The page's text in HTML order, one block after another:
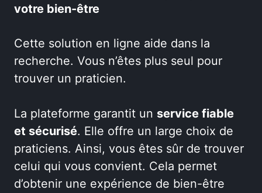
votre bien-être
Cette solution en ligne aide dans la
recherche. Vous n’êtes plus seul pour
trouver un praticien.
La plateforme garantit un service fiable
et sécurisé. Elle offre un large choix de
praticiens. Ainsi, vous êtes sûr de trouver
celui qui vous convient. Cela permet
d’obtenir une expérience de bien-être